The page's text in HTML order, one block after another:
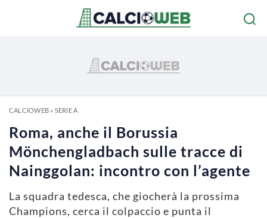
CALCIOWEB» SERIE A
Roma, anche il Borussia
Mönchengladbach sulle tracce di
Nainggolan: incontro con l’agente
La squadra tedesca, che giocherà la prossima
Champions, cerca il colpaccio e punta il